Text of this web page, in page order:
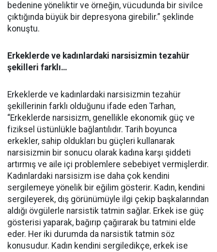
bedenine yöneliktir ve örneğin, vücudunda bir sivilce
çıktığında büyük bir depresyona girebilir.” şeklinde
konuştu.
Erkeklerde ve kadınlardaki narsisizmin tezahür
şekilleri farklı…
Erkeklerde ve kadınlardaki narsisizmin tezahür
şekillerinin farklı olduğunu ifade eden Tarhan,
“Erkeklerde narsisizm, genellikle ekonomik güç ve
fiziksel üstünlükle bağlantılıdır. Tarih boyunca
erkekler, sahip oldukları bu güçleri kullanarak
narsisizmin bir sonucu olarak kadına karşı şiddeti
artırmış ve aile içi problemlere sebebiyet vermişlerdir.
Kadınlardaki narsisizm ise daha çok kendini
sergilemeye yönelik bir eğilim gösterir. Kadın, kendini
sergileyerek, dış görünümüyle ilgi çekip başkalarından
aldığı övgülerle narsistik tatmin sağlar. Erkek ise güç
gösterisi yaparak, bağırıp çağırarak bu tatmini elde
eder. Her iki durumda da narsistik tatmin söz
konusudur. Kadın kendini sergiledikçe, erkek ise